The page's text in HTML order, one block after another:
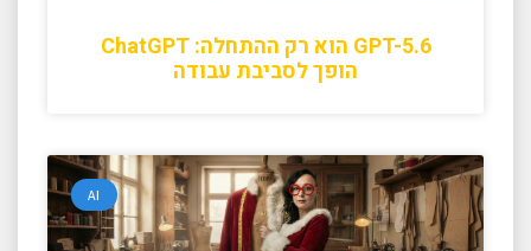
GPT-5.6 הוא רק ההתחלה: ChatGPT
הופך לסביבת עבודה
AI